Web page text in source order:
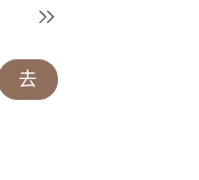
下一页
去